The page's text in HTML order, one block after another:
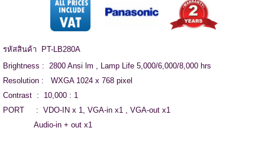
รหัสสินค้า PT-LB280A
Brightness : 2800 Ansi lm , Lamp Life 5,000/6,000/8,000 hrs
Resolution : WXGA 1024 x 768 pixel
Contrast : 10,000 : 1
PORT : VDO-IN x 1, VGA-in x1 , VGA-out x1
Audio-in + out x1